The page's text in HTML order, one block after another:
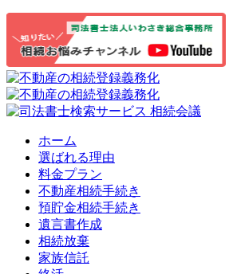
ホーム
選ばれる理由
料金プラン
不動産相続手続き
預貯金相続手続き
遺言書作成
相続放棄
家族信託